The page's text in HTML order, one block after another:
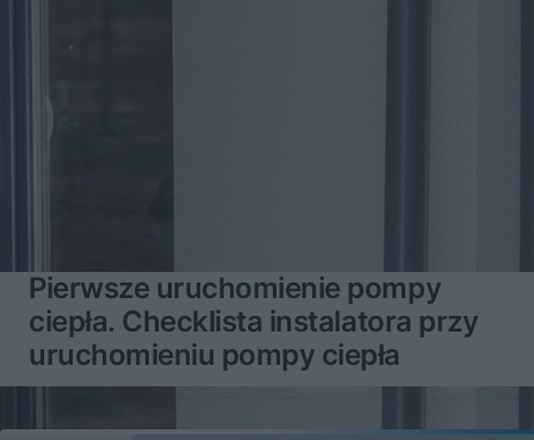
Pierwsze uruchomienie pompy
ciepła. Checklista instalatora przy
uruchomieniu pompy ciepła